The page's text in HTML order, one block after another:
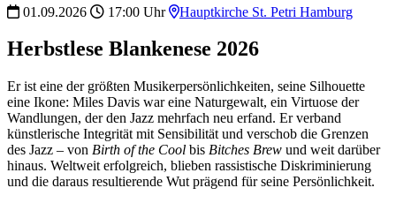
01.09.2026
17:00 Uhr Hauptkirche St. Petri Hamburg
Herbstlese Blankenese 2026
Er ist eine der größten Musikerpersönlichkeiten, seine Silhouette
eine Ikone: Miles Davis war eine Naturgewalt, ein Virtuose der
Wandlungen, der den Jazz mehrfach neu erfand. Er verband
künstlerische Integrität mit Sensibilität und verschob die Grenzen
des Jazz – von Birth of the Cool bis Bitches Brew und weit darüber
hinaus. Weltweit erfolgreich, blieben rassistische Diskriminierung
und die daraus resultierende Wut prägend für seine Persönlichkeit.